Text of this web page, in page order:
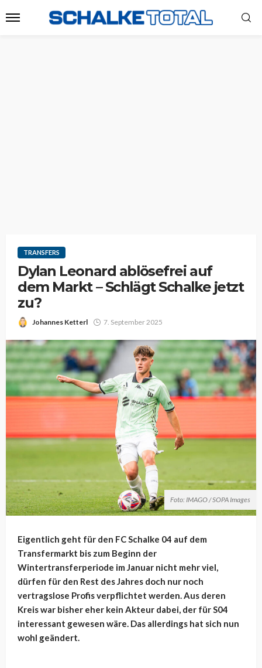
TRANSFERS
Dylan Leonard ablösefrei auf
dem Markt – Schlägt Schalke jetzt
zu?
Johannes Ketterl 7. September 2025
Foto: IMAGO / SOPA Images
Eigentlich geht für den FC Schalke 04 auf dem
Transfermarkt bis zum Beginn der
Wintertransferperiode im Januar nicht mehr viel,
dürfen für den Rest des Jahres doch nur noch
vertragslose Profis verpflichtet werden. Aus deren
Kreis war bisher eher kein Akteur dabei, der für S04
interessant gewesen wäre. Das allerdings hat sich nun
wohl geändert.